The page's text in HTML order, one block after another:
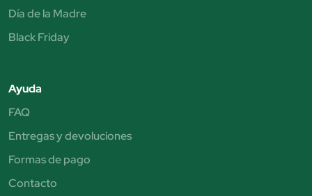
Día de la Madre
Black Friday
Ayuda
FAQ
Entregas y devoluciones
Formas de pago
Contacto